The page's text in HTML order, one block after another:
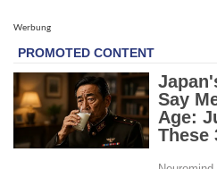
Werbung